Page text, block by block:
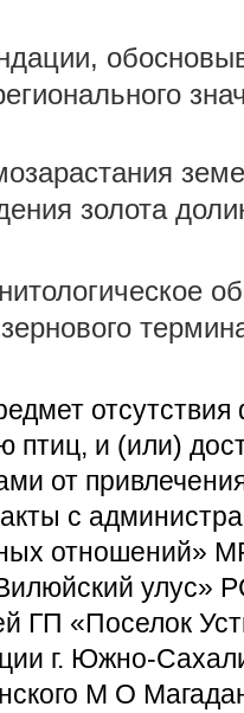
золота
зернового
птиц, и (или)
от
с
отношений»
улус»
ГП «Поселок
г. Южно-
М О